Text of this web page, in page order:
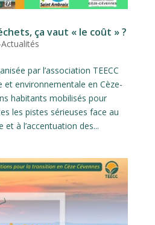
ça vaut « le coût » ?
par l’association TEECC
et environnementale en Cèze-
habitants mobilisés pour
les pistes sérieuses face au
à l’accentuation des...